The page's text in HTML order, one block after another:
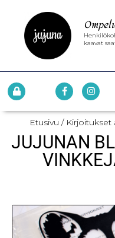
kaavat
Etusivu / Kirjoitukset
JUJUNAN